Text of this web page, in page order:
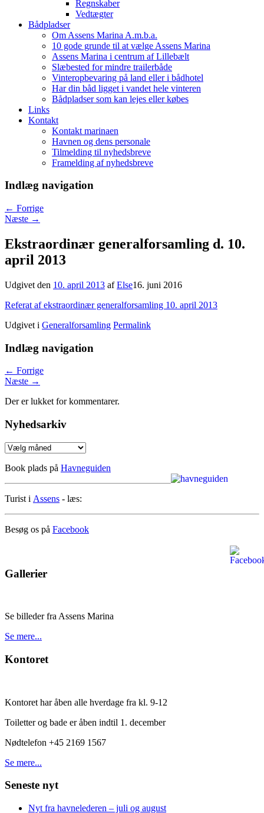
Regnskaber
Vedtægter
Bådpladser
Om Assens Marina A.m.b.a.
10 gode grunde til at vælge Assens Marina
Assens Marina i centrum af Lillebælt
Slæbested for mindre trailerbåde
Vinteropbevaring på land eller i bådhotel
Har din båd ligget i vandet hele vinteren
Bådpladser som kan lejes eller købes
Links
Kontakt
Kontakt marinaen
Havnen og dens personale
Tilmelding til nyhedsbreve
Framelding af nyhedsbreve
Indlæg navigation
← Forrige
Næste →
Ekstraordinær generalforsamling d. 10.
april 2013
Udgivet den 10. april 2013 afElse16. juni 2016
Referat af ekstraordinær generalforsamling 10. april 2013
Udgivet i Generalforsamling Permalink
Indlæg navigation
← Forrige
Næste →
Der er lukket for kommentarer.
Nyhedsarkiv
Nyhedsarkiv
Book plads på Havneguiden
Turist i Assens - læs:
Besøg os på Facebook
Gallerier
Se billeder fra Assens Marina
Se mere...
Kontoret
Kontoret har åben alle hverdage fra kl. 9-12
Toiletter og bade er åben indtil 1. december
Nødtelefon +45 2169 1567
Se mere...
Seneste nyt
Nyt fra havnelederen – juli og august